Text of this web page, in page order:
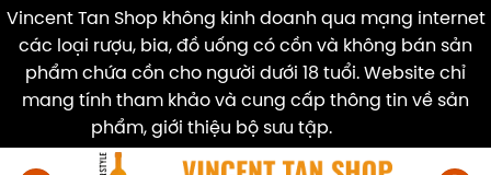
Vincent Tan Shop không kinh doanh qua mạng internet
các loại rượu, bia, đồ uống có cồn và không bán sản
phẩm chứa cồn cho người dưới 18 tuổi. Website chỉ
mang tính tham khảo và cung cấp thông tin về sản
phẩm, giới thiệu bộ sưu tập.